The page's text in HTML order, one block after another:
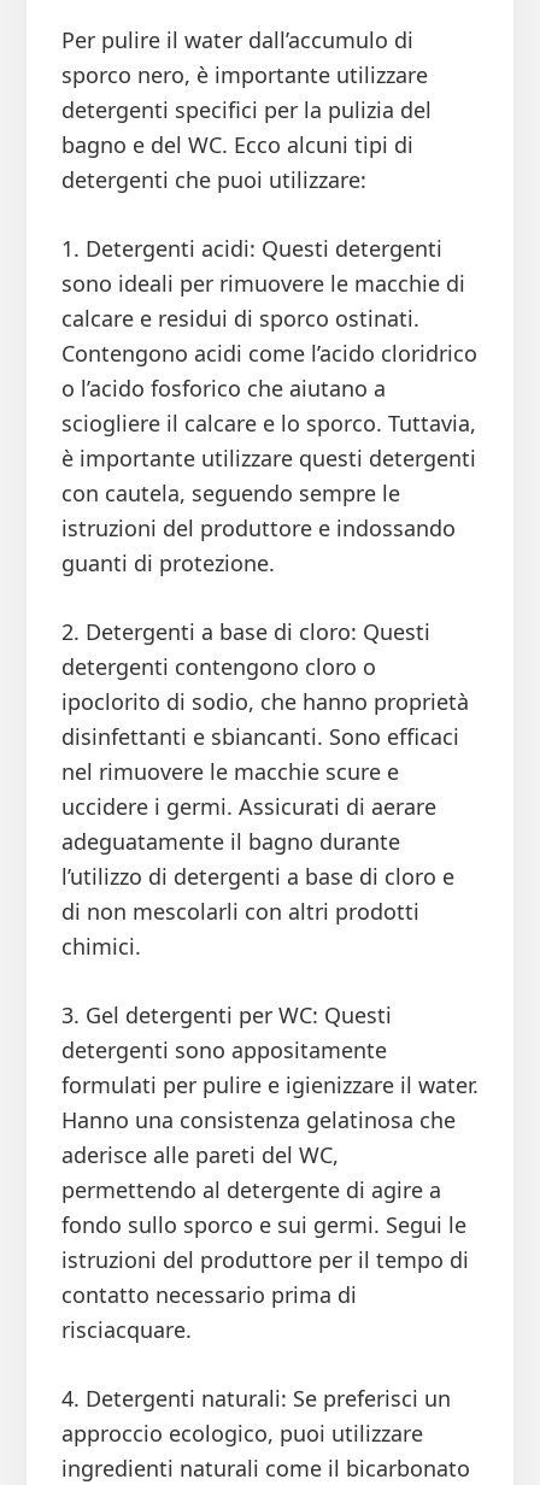
Per pulire il water dall’accumulo di
sporco nero, è importante utilizzare
detergenti specifici per la pulizia del
bagno e del WC. Ecco alcuni tipi di
detergenti che puoi utilizzare:
1. Detergenti acidi: Questi detergenti
sono ideali per rimuovere le macchie di
calcare e residui di sporco ostinati.
Contengono acidi come l’acido cloridrico
o l’acido fosforico che aiutano a
sciogliere il calcare e lo sporco. Tuttavia,
è importante utilizzare questi detergenti
con cautela, seguendo sempre le
istruzioni del produttore e indossando
guanti di protezione.
2. Detergenti a base di cloro: Questi
detergenti contengono cloro o
ipoclorito di sodio, che hanno proprietà
disinfettanti e sbiancanti. Sono efficaci
nel rimuovere le macchie scure e
uccidere i germi. Assicurati di aerare
adeguatamente il bagno durante
l’utilizzo di detergenti a base di cloro e
di non mescolarli con altri prodotti
chimici.
3. Gel detergenti per WC: Questi
detergenti sono appositamente
formulati per pulire e igienizzare il water.
Hanno una consistenza gelatinosa che
aderisce alle pareti del WC,
permettendo al detergente di agire a
fondo sullo sporco e sui germi. Segui le
istruzioni del produttore per il tempo di
contatto necessario prima di
risciacquare.
4. Detergenti naturali: Se preferisci un
approccio ecologico, puoi utilizzare
ingredienti naturali come il bicarbonato